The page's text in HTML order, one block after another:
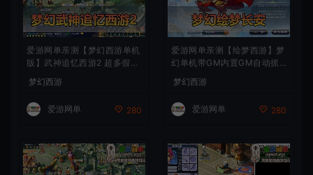
爱游网单亲测【梦幻西游单机
版】武神追忆西游2 超多假人
值 一键启动 视频安装教学
梦幻西游
爱游网单 280
爱游网单亲测【绘梦西游】梦
幻单机带GM内置GM自动抓
装教学
梦幻西游
爱游网单 280